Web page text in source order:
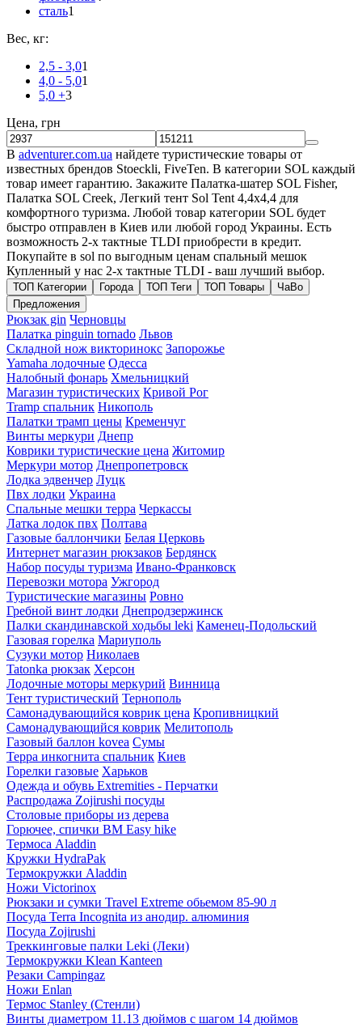
сталь1
Вес, кг:
2,5 - 3,01
4,0 - 5,01
5,0 +3
Цена, грн
В adventurer.com.ua найдете туристические товары от
известных брендов Stoeckli, FiveTen. В категории SOL каждый
товар имеет гарантию. Закажите Палатка-шатер SOL Fisher,
Палатка SOL Creek, Легкий тент Sol Tent 4,4x4,4 для
комфортного туризма. Любой товар категории SOL будет
быстро отправлен в Киев или любой город Украины. Есть
возможность 2-х тактные TLDI приобрести в кредит.
Покупайте в sol по выгодным ценам спальный мешок
Купленный у нас 2-х тактные TLDI - ваш лучший выбор.
ТОП Категории Города ТОП Теги ТОП Товары
ЧаВо
Предложения
Рюкзак gin Черновцы
Палатка pinguin tornado Львов
Складной нож викторинокс Запорожье
Yamaha лодочные Одесса
Налобный фонарь Хмельницкий
Магазин туристических Кривой Рог
Tramp спальник Никополь
Палатки трамп цены Кременчуг
Винты меркури Днепр
Коврики туристические цена Житомир
Меркури мотор Днепропетровск
Лодка эдвенчер Луцк
Пвх лодки Украина
Спальные мешки терра Черкассы
Латка лодок пвх Полтава
Газовые баллончики Белая Церковь
Интернет магазин рюкзаков Бердянск
Набор посуды туризма Ивано-Франковск
Перевозки мотора Ужгород
Туристические магазины Ровно
Гребной винт лодки Днепродзержинск
Палки скандинавской ходьбы leki Каменец-Подольский
Газовая горелка Мариуполь
Сузуки мотор Николаев
Tatonka рюкзак Херсон
Лодочные моторы меркурий Винница
Тент туристический Тернополь
Самонадувающийся коврик цена Кропивницкий
Самонадувающийся коврик Мелитополь
Газовый баллон kovea Сумы
Терра инкогнита спальник Киев
Горелки газовые Харьков
Одежда и обувь Extremities - Перчатки
Распродажа Zojirushi посуды
Столовые приборы из дерева
Горючее, спички BM Easy hike
Термоса Aladdin
Кружки HydraPak
Термокружки Aladdin
Ножи Victorinox
Рюкзаки и сумки Travel Extreme обьемом 85-90 л
Посуда Terra Incognita из анодир. алюминия
Посуда Zojirushi
Треккинговые палки Leki (Леки)
Термокружки Klean Kanteen
Резаки Campingaz
Ножи Enlan
Термос Stanley (Стенли)
Винты диаметром 11.13 дюймов с шагом 14 дюймов